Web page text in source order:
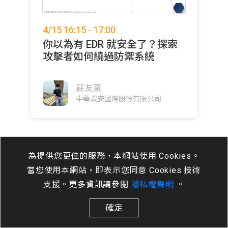
4/15 16:15 - 17:00
你以為有 EDR 就安全了？探索
攻擊者如何繞過防禦系統
莊友豪
中華資安國際股份有限公司
為提供您更佳的服務，本網站使用 Cookies。
當您使用本網站，即表示您同意 Cookies 技術
支援。更多資訊請參閱 隱私權聲明 。
確定